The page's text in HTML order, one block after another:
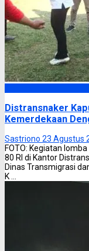
Distransnaker
Kemerdekaan
Sastriono 23 Agustus
FOTO: Kegiatan
80 RI di Kantor
Dinas Transmigrasi
K ...